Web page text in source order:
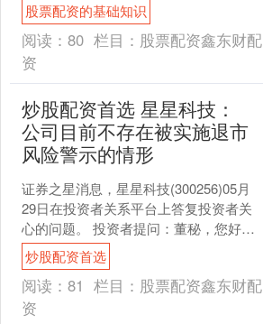
利？ 恒星科....
股票配资的基础知识
阅读： 80 栏目： 股票配资鑫东财配
资
炒股配资首选 星星科技：
公司目前不存在被实施退市
风险警示的情形
证券之星消息，星星科技(300256)05月
29日在投资者关系平台上答复投资者关
心的问题。 投资者提问：董秘，您好，
贵公司因财务造假，近日股票价格低
迷。又有消息....
炒股配资首选
阅读： 81 栏目： 股票配资鑫东财配
资